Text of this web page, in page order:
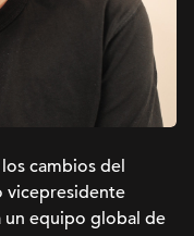
cambios del
vicepresidente
un equipo global de